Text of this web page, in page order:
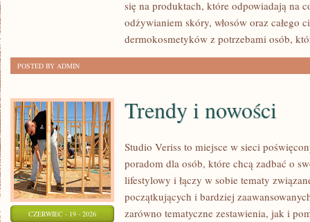
się na produktach, które odpowiadają na
odżywianiem skóry, włosów oraz całego
dermokosmetyków z potrzebami osób,
POSTED BY ADMIN
CZERWIEC - 19 - 2026
Trendy i nowości
Studio Veriss to miejsce w sieci
poradom dla osób, które chcą zadbać o
lifestylowy i łączy w sobie tematy
początkujących i bardziej
zarówno tematyczne zestawienia, jak i